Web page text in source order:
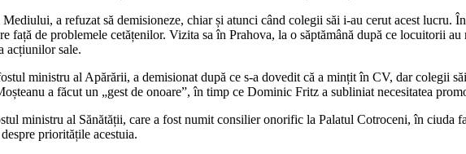
a refuzat să demisioneze, chiar și atunci când colegii săi i-au cerut acest lucru.
față de problemele cetățenilor. Vizita sa în Prahova, la o săptămână după ce locuitorii au
acțiunilor sale.
ministru al Apărării, a demisionat după ce s-a dovedit că a mințit în CV, dar colegii
a făcut un „gest de onoare”, în timp ce Dominic Fritz a subliniat necesitatea
ministru al Sănătății, care a fost numit consilier onorific la Palatul Cotroceni, în ciuda
prioritățile acestuia.